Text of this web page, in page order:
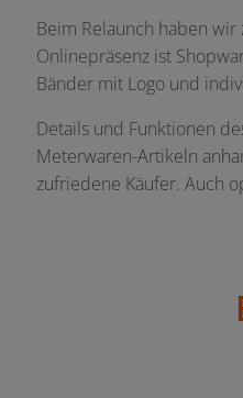
Beim Relaunch haben
Onlinepräsenz ist
Bänder mit Logo und
Details und Funktionen
Meterwaren-Artikeln
zufriedene Käufer. Auch